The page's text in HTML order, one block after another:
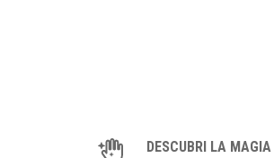
DESCUBRI LA MAGIA